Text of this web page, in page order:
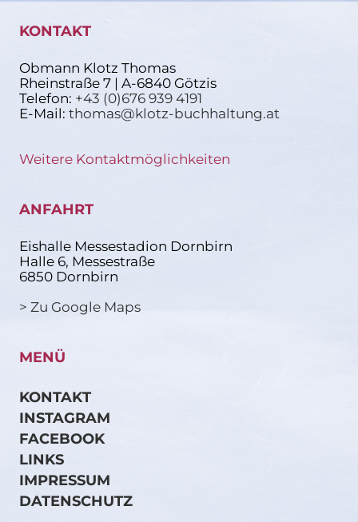
KONTAKT
Obmann Klotz Thomas
Rheinstraße 7 | A-6840 Götzis
Telefon: +43 (0)676 939 4191
E-Mail: thomas@klotz-buchhaltung.at
Weitere Kontaktmöglichkeiten
ANFAHRT
Eishalle Messestadion Dornbirn
Halle 6, Messestraße
6850 Dornbirn
> Zu Google Maps
MENÜ
KONTAKT
INSTAGRAM
FACEBOOK
LINKS
IMPRESSUM
DATENSCHUTZ